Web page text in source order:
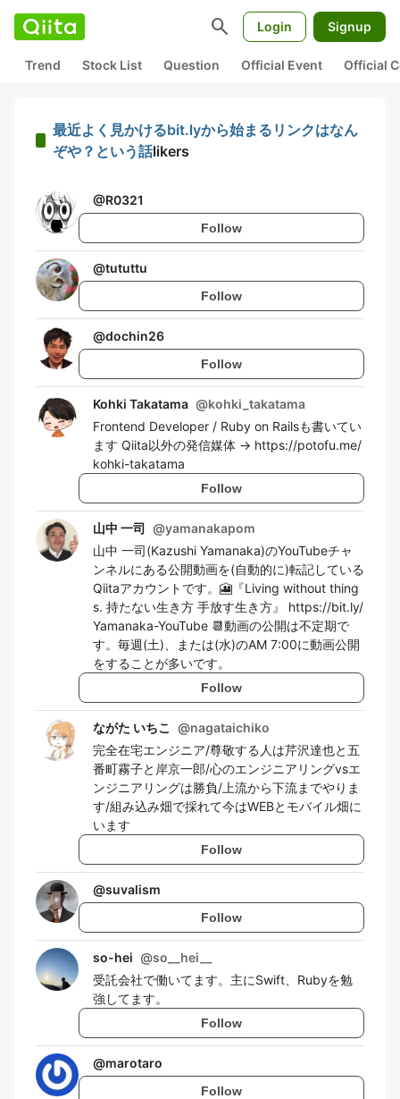
search Login Signup
Trend Stock List Question Official Event Official
最近よく見かけるbit.lyから始まるリンクはなん
ぞや？という話likers
@R0321
Follow
@tututtu
Follow
@dochin26
Follow
Kohki Takatama @kohki_takatama
Frontend Developer / Ruby on Railsも書いてい
ます Qiita以外の発信媒体 → https://potofu.me/
kohki-takatama
Follow
山中 一司 @yamanakapom
山中 一司(Kazushi Yamanaka)のYouTubeチャ
ンネルにある公開動画を(自動的に)転記している
Qiitaアカウントです。🎦『Living without thing
s. 持たない生き方 手放す生き方』 https://bit.ly/
Yamanaka-YouTube 📆動画の公開は不定期で
す。毎週(土)、または(水)のAM 7:00に動画公開
をすることが多いです。
Follow
ながた いちこ @nagataichiko
完全在宅エンジニア/尊敬する人は芹沢達也と五
番町霧子と岸京一郎/心のエンジニアリングvsエ
ンジニアリングは勝負/上流から下流までやりま
す/組み込み畑で採れて今はWEBとモバイル畑に
います
Follow
@suvalism
Follow
so-hei @so__hei__
受託会社で働いてます。主にSwift、Rubyを勉
強してます。
Follow
@marotaro
Follow